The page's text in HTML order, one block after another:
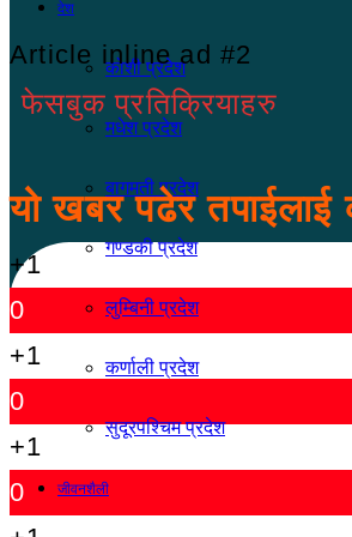
देश
कोशी प्रदेश
मधेश प्रदेश
बागमती प्रदेश
गण्डकी प्रदेश
लुम्बिनी प्रदेश
कर्णाली प्रदेश
सुदूरपश्चिम प्रदेश
जीवनशैली
Article inline ad #2
फेसबुक प्रतिक्रियाहरु
यो खबर पढेर
+1
0
+1
0
+1
0